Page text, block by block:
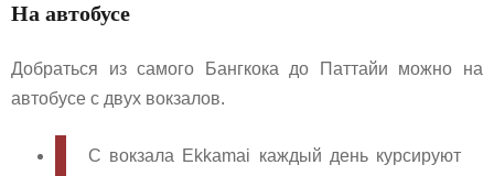
На автобусе
Добраться из самого Бангкока до Паттайи можно на
автобусе с двух вокзалов.
С вокзала Ekkamai каждый день курсируют